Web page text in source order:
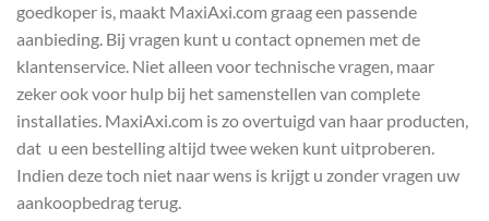
goedkoper is, maakt MaxiAxi.com graag een passende
aanbieding. Bij vragen kunt u contact opnemen met de
klantenservice. Niet alleen voor technische vragen, maar
zeker ook voor hulp bij het samenstellen van complete
installaties. MaxiAxi.com is zo overtuigd van haar producten,
dat u een bestelling altijd twee weken kunt uitproberen.
Indien deze toch niet naar wens is krijgt u zonder vragen uw
aankoopbedrag terug.